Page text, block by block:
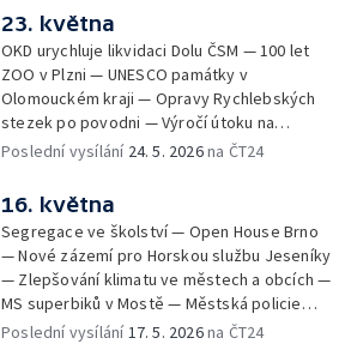
Edmundovy soutěsky — Prevence lesních
požárů — Velký jezdecký den v Kladrubech
— Veřejné plavby na Labi — Vodní hrad
Švihov bez vody
23. května
OKD urychluje likvidaci Dolu ČSM — 100 let
ZOO v Plzni — UNESCO památky v
Olomouckém kraji — Opravy Rychlebských
stezek po povodni — Výročí útoku na
Heydricha — Místní místním — Vypouštění
ryby — Řemesla pod hradem Hluboký — Po
stopách Dana Browna — Skautské setkání v
Ralsku — Vagabundi přes půl světa
Poslední vysílání 24. 5. 2026na ČT24
16. května
Segregace ve školství — Open House Brno
— Nové zázemí pro Horskou službu Jeseníky
— Zlepšování klimatu ve městech a obcích —
MS superbiků v Mostě — Městská policie
Ústí nad Labem má nové drony — Začal lov
Poslední vysílání 17. 5. 2026na ČT24